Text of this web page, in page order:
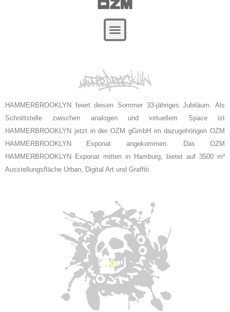
HAMMERBROOKLYN feiert diesen Sommer 33-jähriges Jubiläum. Als
Schnittstelle zwischen analogen und virtuellem Space ist
HAMMERBROOKLYN jetzt in der OZM gGmbH im dazugehörigen OZM
HAMMERBROOKLYN Exponat angekommen. Das OZM
HAMMERBROOKLYN Exponat mitten in Hamburg, bietet auf 3500 m²
Ausstellungsfläche Urban, Digital Art und Graffiti.